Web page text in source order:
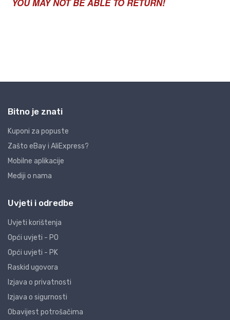
Bitno je znati
Kuponi za popuste
Zašto eBay i AliExpress?
Mobilne aplikacije
Mediji o nama
Uvjeti i odredbe
Uvjeti korištenja
Opći uvjeti - PO
Opći uvjeti - PK
Raskid ugovora
Izjava o privatnosti
Izjava o sigurnosti
Obavijest potrošačima